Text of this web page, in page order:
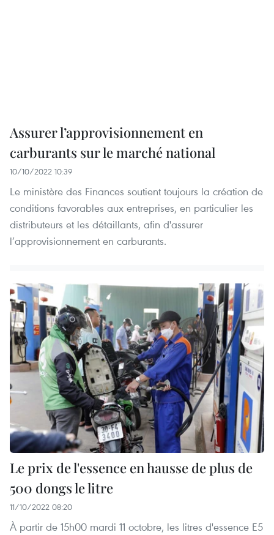
Assurer l’approvisionnement en
carburants sur le marché national
10/10/2022 10:39
Le ministère des Finances soutient toujours la création de
conditions favorables aux entreprises, en particulier les
distributeurs et les détaillants, afin d'assurer
l’approvisionnement en carburants.
Le prix de l'essence en hausse de plus de
500 dongs le litre
11/10/2022 08:20
À partir de 15h00 mardi 11 octobre, les litres d'essence E5